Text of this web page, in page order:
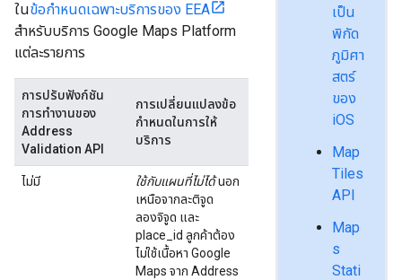
เป็น
พิกัด
ภูมิศา
สตร์
ของ
iOS
Map
Tiles
API
Map
s
Stati
ในข้อกำหนดเฉพาะบริการของ EEA
สำหรับบริการ Google Maps Platform
แต่ละรายการ
การปรับฟังก์ชัน
การทํางานของ
Address
Validation API
การเปลี่ยนแปลงข้อ
กำหนดในการให้
บริการ
ไม่มี ใช้กับแผนที่ไม่ได้นอก
เหนือจากละติจูด
ลองจิจูด และ
place_id ลูกค้าต้อง
ไม่ใช้เนื้อหา Google
Maps จาก Address